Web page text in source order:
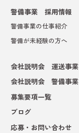
警備事業 採用情報
警備事業の仕事紹介
警備が未経験の方へ
会社説明会 運送事業
会社説明会 警備事業
募集要項一覧
ブログ
応募・お問い合わせ